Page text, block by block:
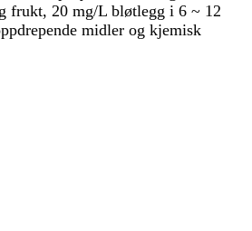
frukt, 20 mg/L bløtlegg i 6 ~ 12
midler og kjemisk